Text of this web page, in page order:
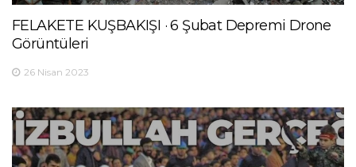
FELAKETE KUŞBAKIŞI · 6 Şubat Depremi Drone
Görüntüleri
26 Nisan 2023